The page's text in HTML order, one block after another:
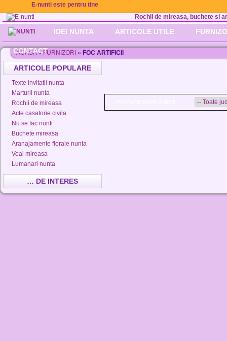
E-nunti este pentru tine
Rochii de mireasa, buchete si
IDEI NUNTA ARTICOLE UTILE
CONTACT
ACASA»FURNIZORI » FOC ARTIFICII
ARTICOLE POPULARE
Texte invitatii nunta
Marturii nunta
Rochii de mireasa
Acte casatorie civila
Nu se fac nunti
Buchete mireasa
Aranajamente florale nunta
Voal mireasa
Lumanari nunta
… DE INTERES